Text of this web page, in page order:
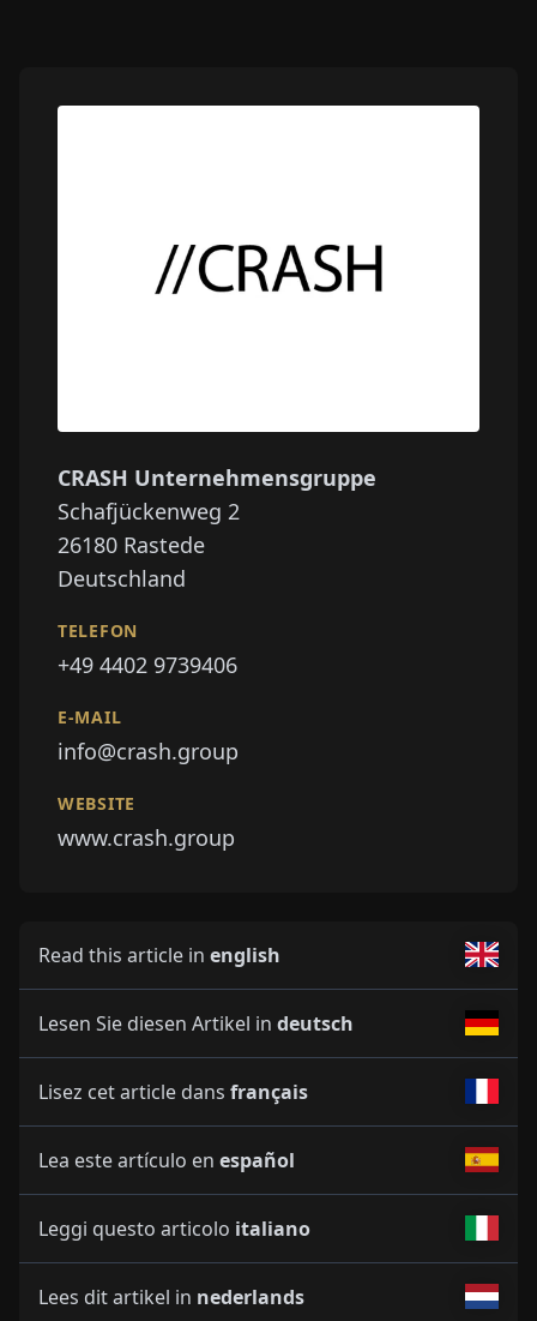
CRASH Unternehmensgruppe
Schafjückenweg 2
26180 Rastede
Deutschland
TELEFON
+49 4402 9739406
E-MAIL
info@crash.group
WEBSITE
www.crash.group
Read this article in english
Lesen Sie diesen Artikel in deutsch
Lisez cet article dans français
Lea este artículo en español
Leggi questo articolo italiano
Lees dit artikel in nederlands